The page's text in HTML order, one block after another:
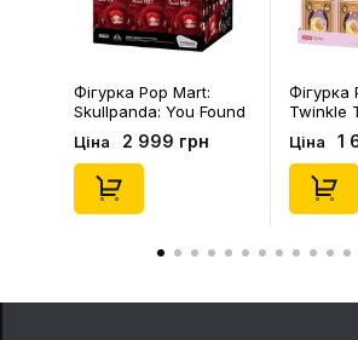
Фігурка Pop Mart:
Skullpanda: You Found
Me!: Plush Doll Pendant
Series (Blind Box: 1 з
10) (Secret Edition),
(29347)
Ціна 2 999 грн
Фігурка
Twinkle
Up:
(Blind
(Secret
(21372)
Ціна 1